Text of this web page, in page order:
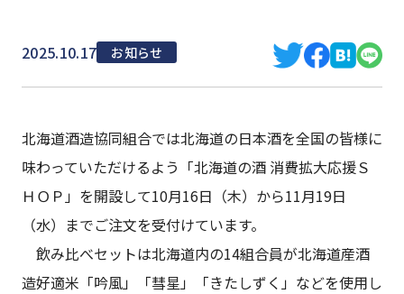
2025.10.17 お知らせ
北海道酒造協同組合では北海道の日本酒を全国の皆様に
味わっていただけるよう「北海道の酒 消費拡大応援Ｓ
ＨＯＰ」を開設して10月16日（木）から11月19日
（水）までご注文を受付けています。
飲み比べセットは北海道内の14組合員が北海道産酒
造好適米「吟風」「彗星」「きたしずく」などを使用し